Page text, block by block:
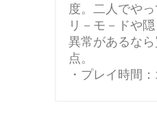
度。二人でや
リ－モ－ドや
異常があるな
点。
・プレイ時間